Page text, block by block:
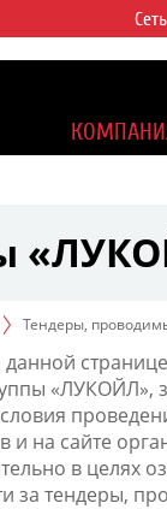
в
2%
Тендеры,
и на сайте
в целях
за тендеры,